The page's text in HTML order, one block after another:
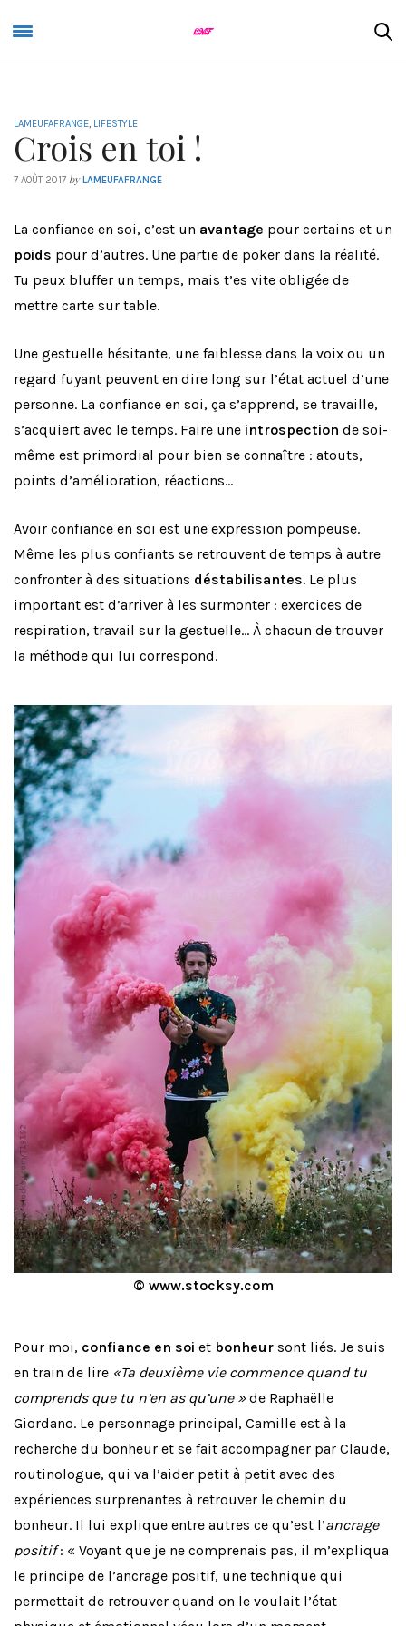
LAMEUFAFRANGE, LIFESTYLE
Crois en toi !
7 AOÛT 2017 by LAMEUFAFRANGE
La confiance en soi, c’est un avantage pour certains et un
poids pour d’autres. Une partie de poker dans la réalité.
Tu peux bluffer un temps, mais t’es vite obligée de
mettre carte sur table.
Une gestuelle hésitante, une faiblesse dans la voix ou un
regard fuyant peuvent en dire long sur l’état actuel d’une
personne. La confiance en soi, ça s’apprend, se travaille,
s’acquiert avec le temps. Faire une introspection de soi-
même est primordial pour bien se connaître : atouts,
points d’amélioration, réactions…
Avoir confiance en soi est une expression pompeuse.
Même les plus confiants se retrouvent de temps à autre
confronter à des situations déstabilisantes. Le plus
important est d’arriver à les surmonter : exercices de
respiration, travail sur la gestuelle… À chacun de trouver
la méthode qui lui correspond.
© www.stocksy.com
Pour moi, confiance en soi et bonheur sont liés. Je suis
en train de lire «Ta deuxième vie commence quand tu
comprends que tu n’en as qu’une »de Raphaëlle
Giordano. Le personnage principal, Camille est à la
recherche du bonheur et se fait accompagner par Claude,
routinologue, qui va l’aider petit à petit avec des
expériences surprenantes à retrouver le chemin du
bonheur. Il lui explique entre autres ce qu’est l’ancrage
positif: « Voyant que je ne comprenais pas, il m’expliqua
le principe de l’ancrage positif, une technique qui
permettait de retrouver quand on le voulait l’état